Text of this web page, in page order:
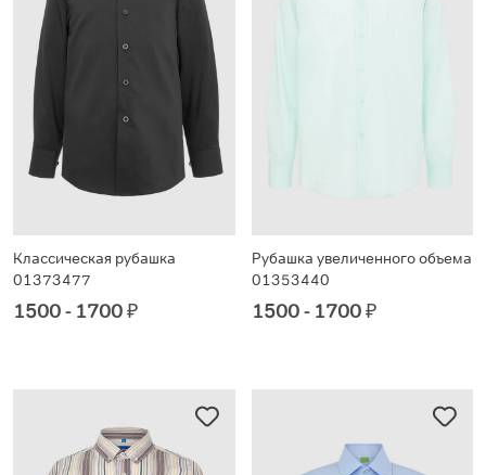
Классическая рубашка
01373477
1500 - 1700₽
Рубашка увеличенного объема
01353440
1500 - 1700₽